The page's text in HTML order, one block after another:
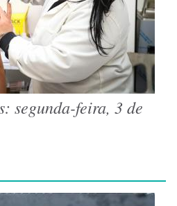
segunda-feira, 3 de